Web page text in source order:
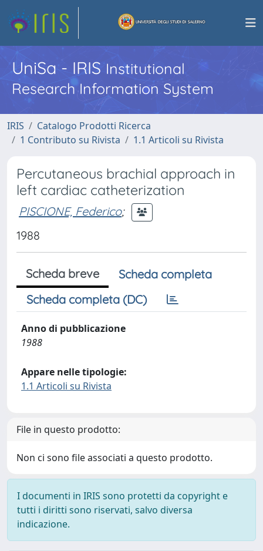
UniSa - IRISInstitutional
Research Information System
IRIS
Catalogo Prodotti Ricerca
1 Contributo su Rivista
1.1 Articoli su Rivista
Percutaneous brachial approach in
left cardiac catheterization
PISCIONE, Federico;
1988
Scheda breve
Scheda completa
Scheda completa (DC)
Anno di pubblicazione
1988
Appare nelle tipologie:
1.1 Articoli su Rivista
File in questo prodotto:
Non ci sono file associati a questo prodotto.
I documenti in IRIS sono protetti da copyright e
tutti i diritti sono riservati, salvo diversa
indicazione.